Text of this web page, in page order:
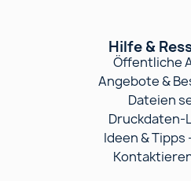
Hilfe &
Öffentliche
Angebote &
Dateien
Druckdaten-
Ideen & Tipps